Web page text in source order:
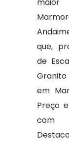
que,
de
Granito
em
Preço
com